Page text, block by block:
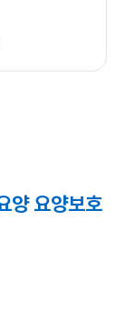
양 요양보호